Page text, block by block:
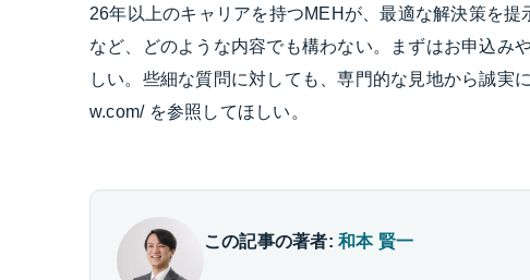
26年以上のキャリアを持つMEHが、最適な解決策を
など、どのような内容でも構わない。まずはお申込み
しい。些細な質問に対しても、専門的な見地から誠実
w.com/ を参照してほしい。
この記事の著者:和本 賢一